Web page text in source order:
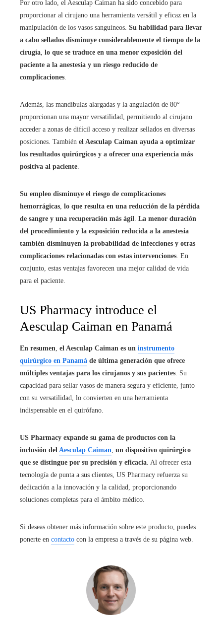
Por otro lado, el Aesculap Caiman ha sido concebido para
proporcionar al cirujano una herramienta versátil y eficaz en la
manipulación de los vasos sanguíneos. Su habilidad para llevar
a cabo sellados disminuye considerablemente el tiempo de la
cirugía, lo que se traduce en una menor exposición del
paciente a la anestesia y un riesgo reducido de
complicaciones.
Además, las mandíbulas alargadas y la angulación de 80°
proporcionan una mayor versatilidad, permitiendo al cirujano
acceder a zonas de difícil acceso y realizar sellados en diversas
posiciones. También el Aesculap Caiman ayuda a optimizar
los resultados quirúrgicos y a ofrecer una experiencia más
positiva al paciente.
Su empleo disminuye el riesgo de complicaciones
hemorrágicas, lo que resulta en una reducción de la pérdida
de sangre y una recuperación más ágil. La menor duración
del procedimiento y la exposición reducida a la anestesia
también disminuyen la probabilidad de infecciones y otras
complicaciones relacionadas con estas intervenciones. En
conjunto, estas ventajas favorecen una mejor calidad de vida
para el paciente.
US Pharmacy introduce el
Aesculap Caiman en Panamá
En resumen, el Aesculap Caiman es un instrumento
quirúrgico en Panamá de última generación que ofrece
múltiples ventajas para los cirujanos y sus pacientes. Su
capacidad para sellar vasos de manera segura y eficiente, junto
con su versatilidad, lo convierten en una herramienta
indispensable en el quirófano.
US Pharmacy expande su gama de productos con la
inclusión del Aesculap Caiman, un dispositivo quirúrgico
que se distingue por su precisión y eficacia. Al ofrecer esta
tecnología de punta a sus clientes, US Pharmacy refuerza su
dedicación a la innovación y la calidad, proporcionando
soluciones completas para el ámbito médico.
Si deseas obtener más información sobre este producto, puedes
ponerte en contacto con la empresa a través de su página web.